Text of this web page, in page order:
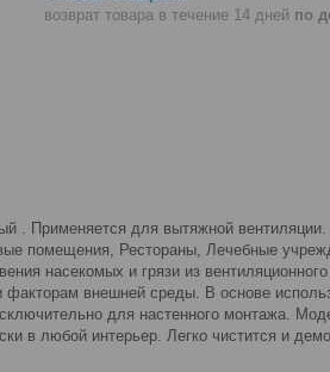
возврат товара в течение 14 дней по
. Применяется для вытяжной
помещения, Рестораны, Лечебные
насекомых и грязи из
факторам внешней среды. В основе
для настенного монтажа.
в любой интерьер. Легко чистится и